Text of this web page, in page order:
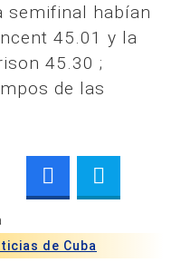
semifinal habían
45.01 y la
45.30 ;
de las
de Cuba